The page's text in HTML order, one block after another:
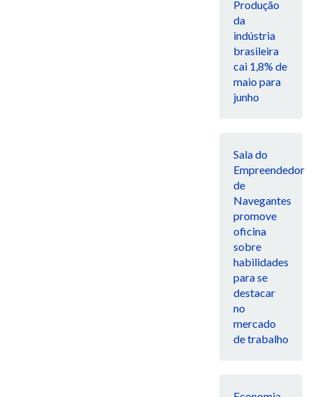
Produção
da
indústria
brasileira
cai 1,8% de
maio para
junho
Sala do
Empreendedor
de
Navegantes
promove
oficina
sobre
habilidades
para se
destacar
no
mercado
de trabalho